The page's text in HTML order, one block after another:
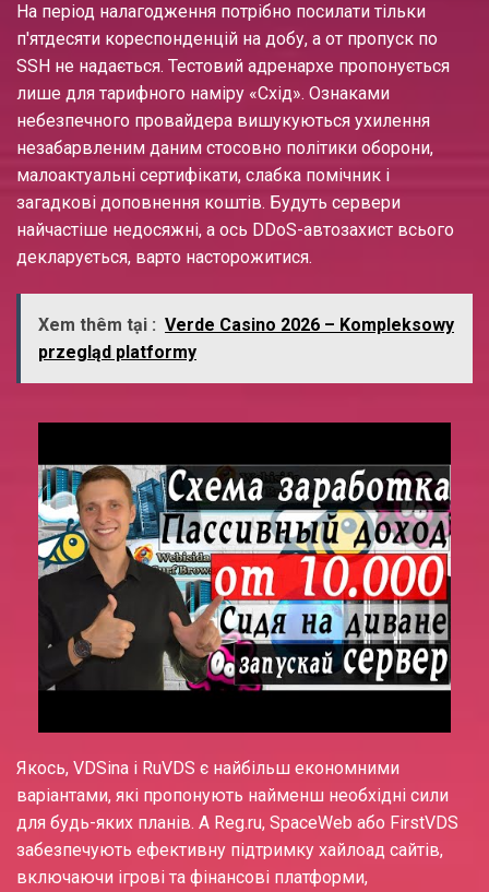
На період налагодження потрібно посилати тільки
п'ятдесяти кореспонденцій на добу, а от пропуск по
SSH не надається. Тестовий адренархе пропонується
лише для тарифного наміру «Схід». Ознаками
небезпечного провайдера вишукуються ухилення
незабарвленим даним стосовно політики оборони,
малоактуальні сертифікати, слабка помічник і
загадкові доповнення коштів. Будуть сервери
найчастіше недосяжні, а ось DDoS-автозахист всього
декларується, варто насторожитися.
Xem thêm tại : Verde Casino 2026 – Kompleksowy
przegląd platformy
Якось, VDSina і RuVDS є найбільш економними
варіантами, які пропонують найменш необхідні сили
для будь-яких планів. А Reg.ru, SpaceWeb або FirstVDS
забезпечують ефективну підтримку хайлоад сайтів,
включаючи ігрові та фінансові платформи,